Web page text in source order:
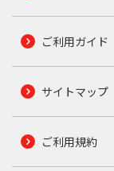
ご利用ガイド
サイトマップ
ご利用規約